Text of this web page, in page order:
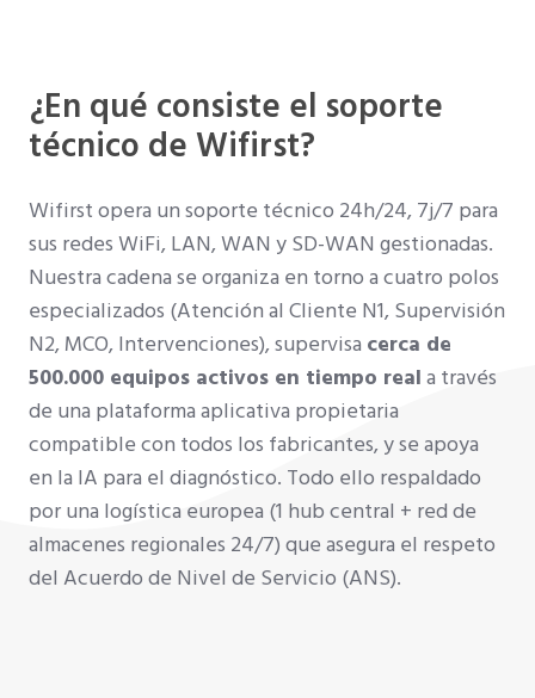
¿En qué consiste el soporte
técnico de Wifirst?
Wifirst opera un soporte técnico 24h/24, 7j/7 para
sus redes WiFi, LAN, WAN y SD-WAN gestionadas.
Nuestra cadena se organiza en torno a cuatro polos
especializados (Atención al Cliente N1, Supervisión
N2, MCO, Intervenciones), supervisa cerca de
500.000 equipos activos en tiempo real a través
de una plataforma aplicativa propietaria
compatible con todos los fabricantes, y se apoya
en la IA para el diagnóstico. Todo ello respaldado
por una logística europea (1 hub central + red de
almacenes regionales 24/7) que asegura el respeto
del Acuerdo de Nivel de Servicio (ANS).